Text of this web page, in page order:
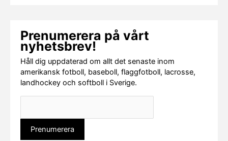
Prenumerera på vårt
nyhetsbrev!
Håll dig uppdaterad om allt det senaste inom
amerikansk fotboll, baseboll, flaggfotboll, lacrosse,
landhockey och softboll i Sverige.